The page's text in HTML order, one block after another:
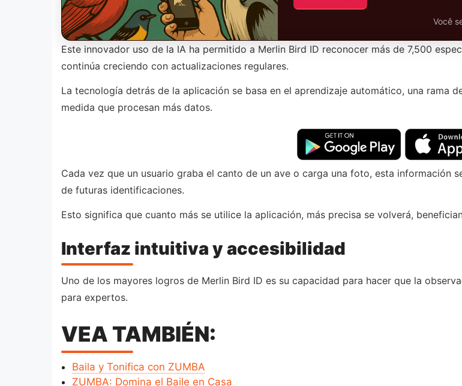
Você
Este innovador uso de la IA ha permitido a Merlin Bird ID reconocer más de 7,500
continúa creciendo con actualizaciones regulares.
La tecnología detrás de la aplicación se basa en el aprendizaje automático, una rama
medida que procesan más datos.
Cada vez que un usuario graba el canto de un ave o carga una foto, esta información
de futuras identificaciones.
Esto significa que cuanto más se utilice la aplicación, más precisa se volverá,
Interfaz intuitiva y accesibilidad
Uno de los mayores logros de Merlin Bird ID es su capacidad para hacer que la
para expertos.
VEA TAMBIÉN:
Baila y Tonifica con ZUMBA
ZUMBA: Domina el Baile en Casa